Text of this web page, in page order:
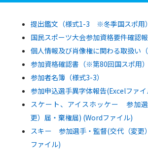
提出鑑文（様式1-3 ※冬季国スポ用）
国民スポーツ大会参加資格要件確認
個人情報及び肖像権に関わる取扱い（
参加資格確認書（※第80回国スポ用）
参加者名簿（様式3-3）
参加申込選手異字体報告(Excelファイ
スケート、アイスホッケー 参加
更）届・棄権届) (Wordファイル)
スキー 参加選手・監督(交代（変更
ファイル)